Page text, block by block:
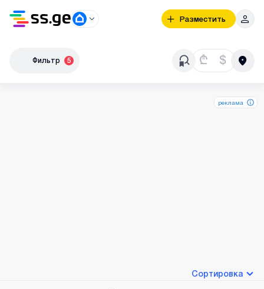
Разместить
Фильтр 5 ₾ $
реклама
Сортировка